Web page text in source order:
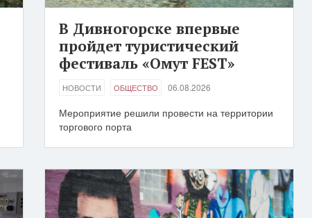
В Дивногорске впервые
пройдет туристический
фестиваль «Омут FEST»
НОВОСТИ ОБЩЕСТВО 06.08.2026
Мероприятие решили провести на территории
торгового порта